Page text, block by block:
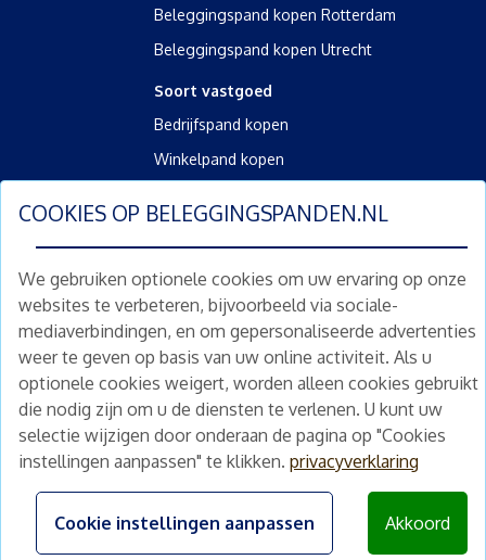
COOKIES OP BELEGGINGSPANDEN.NL
We gebruiken optionele cookies om uw ervaring op onze
websites te verbeteren, bijvoorbeeld via sociale-
mediaverbindingen, en om gepersonaliseerde advertenties
weer te geven op basis van uw online activiteit. Als u
optionele cookies weigert, worden alleen cookies gebruikt
die nodig zijn om u de diensten te verlenen. U kunt uw
selectie wijzigen door onderaan de pagina op "Cookies
instellingen aanpassen" te klikken. privacyverklaring
Cookie instellingen aanpassen Akkoord
Beleggingspand kopen Rotterdam
Beleggingspand kopen Utrecht
Soort vastgoed
Bedrijfspand kopen
Winkelpand kopen
Overig
Diensten
Gratis waardebepaling
Gratis waardebepaling aanvragen